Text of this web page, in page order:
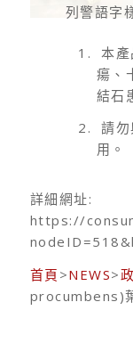
列警語字
本
瘍、
結石
請
用。
詳細網址:
https://
首頁 >NEWS>
procumbens)